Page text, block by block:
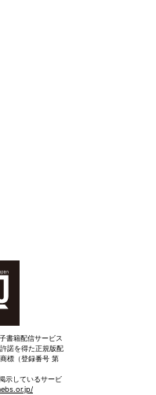
書籍配信サービス
諾を得た正規版配
標（登録番号 第
示しているサービ